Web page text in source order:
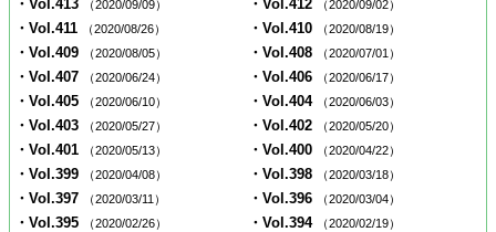
・Vol.413 （2020/09/09） ・Vol.412 （2020/09/02）
・Vol.411 （2020/08/26） ・Vol.410 （2020/08/19）
・Vol.409 （2020/08/05） ・Vol.408 （2020/07/01）
・Vol.407 （2020/06/24） ・Vol.406 （2020/06/17）
・Vol.405 （2020/06/10） ・Vol.404 （2020/06/03）
・Vol.403 （2020/05/27） ・Vol.402 （2020/05/20）
・Vol.401 （2020/05/13） ・Vol.400 （2020/04/22）
・Vol.399 （2020/04/08） ・Vol.398 （2020/03/18）
・Vol.397 （2020/03/11） ・Vol.396 （2020/03/04）
・Vol.395 （2020/02/26） ・Vol.394 （2020/02/19）